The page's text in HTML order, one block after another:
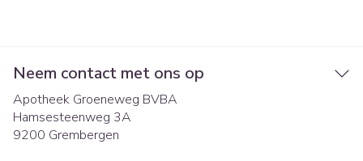
Neem contact met ons op
Apotheek Groeneweg BVBA
Hamsesteenweg 3A
9200 Grembergen